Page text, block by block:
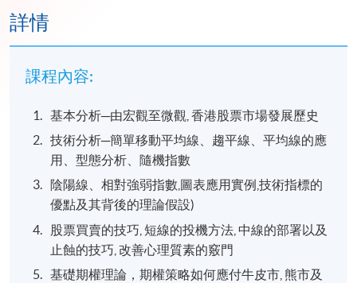
詳情
課程內容:
基本分析─由宏觀至微觀, 香港股票市場發展歷史
技術分析─簡單移動平均線、趨平線、平均線的應
用、型態分析、隨機指數
陰陽線、相對強弱指數,圖表應用實例,技術指標的
優點及其背後的理論假設)
股票買賣的技巧, 短線的投機方法, 中線的部署以及
止蝕的技巧, 改善心理質素的竅門
基礎期權理論，期權策略如何應付牛皮市, 熊市及